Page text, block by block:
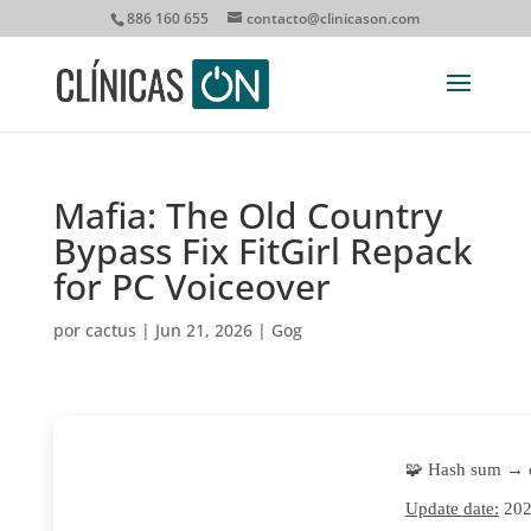
886 160 655 contacto@clinicason.com
Mafia: The Old Country
Bypass Fix FitGirl Repack
for PC Voiceover
por cactus | Jun 21, 2026| Gog
🧩 Hash sum →
Update date: